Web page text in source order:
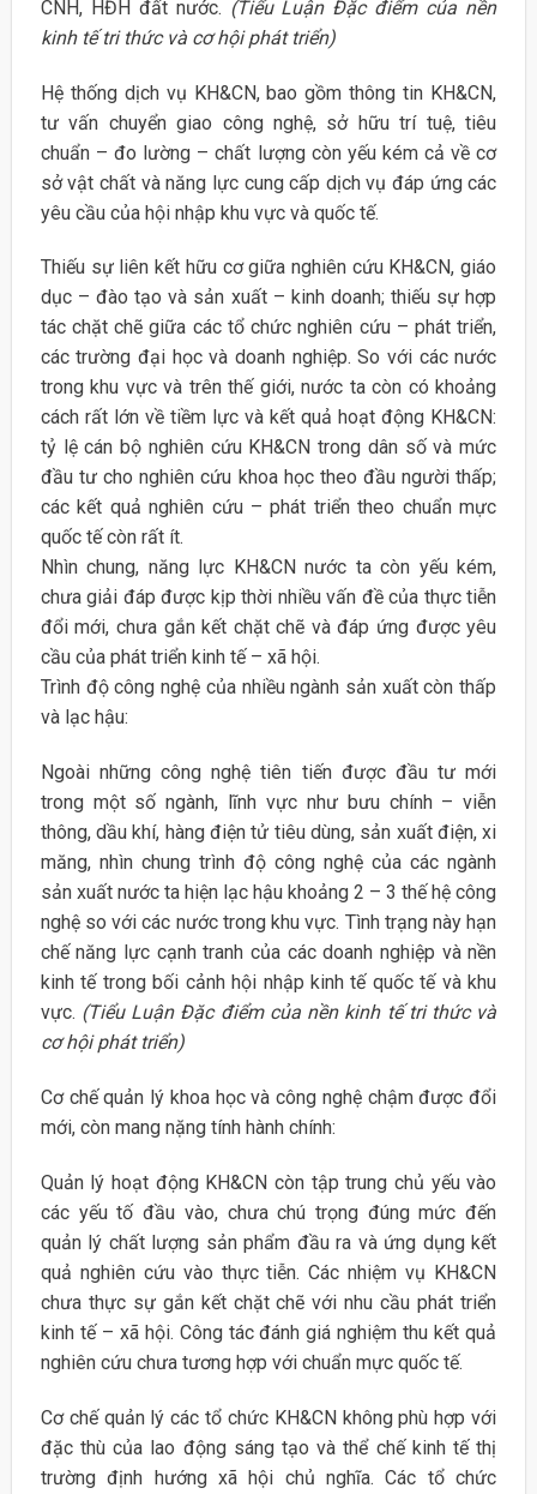
CNH, HĐH đất nước. (Tiểu Luận Đặc điểm của nền
kinh tế tri thức và cơ hội phát triển)
Hệ thống dịch vụ KH&CN, bao gồm thông tin KH&CN,
tư vấn chuyển giao công nghệ, sở hữu trí tuệ, tiêu
chuẩn – đo lường – chất lượng còn yếu kém cả về cơ
sở vật chất và năng lực cung cấp dịch vụ đáp ứng các
yêu cầu của hội nhập khu vực và quốc tế.
Thiếu sự liên kết hữu cơ giữa nghiên cứu KH&CN, giáo
dục – đào tạo và sản xuất – kinh doanh; thiếu sự hợp
tác chặt chẽ giữa các tổ chức nghiên cứu – phát triển,
các trường đại học và doanh nghiệp. So với các nước
trong khu vực và trên thế giới, nước ta còn có khoảng
cách rất lớn về tiềm lực và kết quả hoạt động KH&CN:
tỷ lệ cán bộ nghiên cứu KH&CN trong dân số và mức
đầu tư cho nghiên cứu khoa học theo đầu người thấp;
các kết quả nghiên cứu – phát triển theo chuẩn mực
quốc tế còn rất ít.
Nhìn chung, năng lực KH&CN nước ta còn yếu kém,
chưa giải đáp được kịp thời nhiều vấn đề của thực tiễn
đổi mới, chưa gắn kết chặt chẽ và đáp ứng được yêu
cầu của phát triển kinh tế – xã hội.
Trình độ công nghệ của nhiều ngành sản xuất còn thấp
và lạc hậu:
Ngoài những công nghệ tiên tiến được đầu tư mới
trong một số ngành, lĩnh vực như bưu chính – viễn
thông, dầu khí, hàng điện tử tiêu dùng, sản xuất điện, xi
măng, nhìn chung trình độ công nghệ của các ngành
sản xuất nước ta hiện lạc hậu khoảng 2 – 3 thế hệ công
nghệ so với các nước trong khu vực. Tình trạng này hạn
chế năng lực cạnh tranh của các doanh nghiệp và nền
kinh tế trong bối cảnh hội nhập kinh tế quốc tế và khu
vực. (Tiểu Luận Đặc điểm của nền kinh tế tri thức và
cơ hội phát triển)
Cơ chế quản lý khoa học và công nghệ chậm được đổi
mới, còn mang nặng tính hành chính:
Quản lý hoạt động KH&CN còn tập trung chủ yếu vào
các yếu tố đầu vào, chưa chú trọng đúng mức đến
quản lý chất lượng sản phẩm đầu ra và ứng dụng kết
quả nghiên cứu vào thực tiễn. Các nhiệm vụ KH&CN
chưa thực sự gắn kết chặt chẽ với nhu cầu phát triển
kinh tế – xã hội. Công tác đánh giá nghiệm thu kết quả
nghiên cứu chưa tương hợp với chuẩn mực quốc tế.
Cơ chế quản lý các tổ chức KH&CN không phù hợp với
đặc thù của lao động sáng tạo và thể chế kinh tế thị
trường định hướng xã hội chủ nghĩa. Các tổ chức